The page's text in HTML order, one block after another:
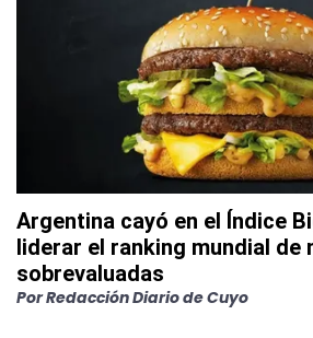
Argentina cayó en el Índice
liderar el ranking mundial de
sobrevaluadas
PorRedacción Diario de Cuyo